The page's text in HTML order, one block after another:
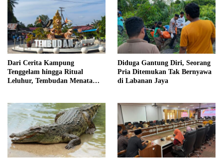
Dari Cerita Kampung
Tenggelam hingga Ritual
Leluhur, Tembudan Menata
Diduga Gantung Diri, Seorang
Pria Ditemukan Tak Bernyawa
di Labanan Jaya